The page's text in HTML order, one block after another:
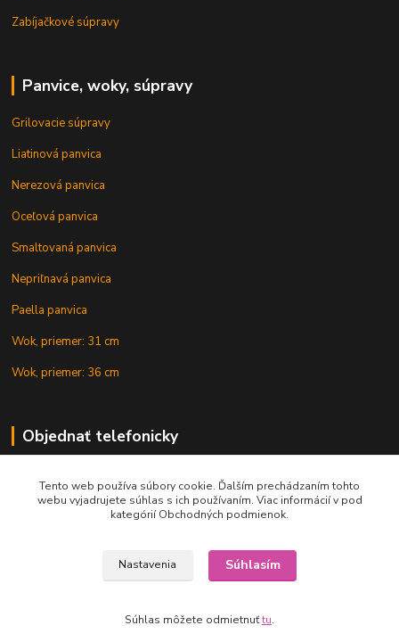
Zabíjačkové súpravy
Panvice, woky, súpravy
Grilovacie súpravy
Liatinová panvica
Nerezová panvica
Oceľová panvica
Smaltovaná panvica
Nepriľnavá panvica
Paella panvica
Wok, priemer: 31 cm
Wok, priemer: 36 cm
Objednať telefonicky
+421 902 212 007
Copyright © 2015-2020 KOTLIK NA GULAS.online, všetky práva vyhradené
Tento web používa súbory cookie. Ďalším prechádzaním tohto
webu vyjadrujete súhlas s ich používaním. Viac informácií v pod
kategórií Obchodných podmienok.
Nastavenia Súhlasím
Súhlas môžete odmietnuťtu.